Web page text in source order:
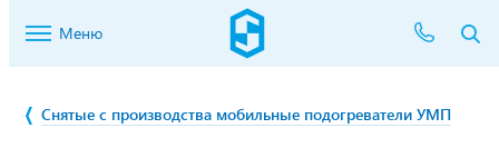
Меню
Снятые с производства мобильные подогреватели УМП